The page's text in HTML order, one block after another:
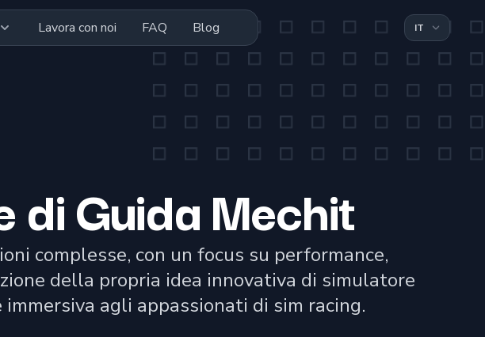
Lavora con noi FAQ Blog
di Guida Mechit
complesse, con un focus su performance,
della propria idea innovativa di simulatore
agli appassionati di sim racing.